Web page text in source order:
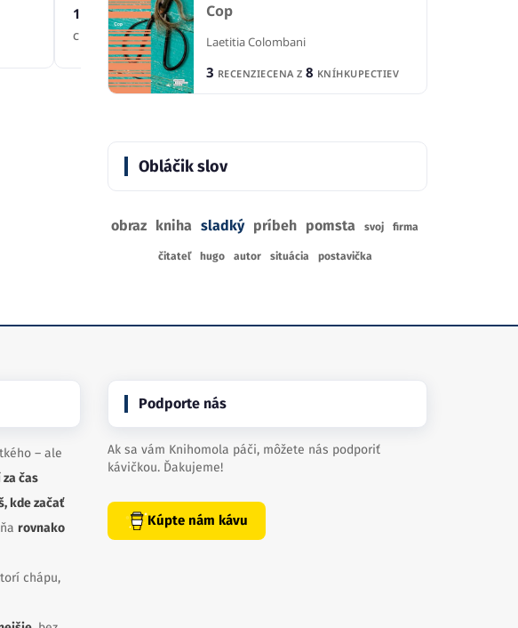
1
RECENCIA
CENA Z1KNÍHKUPECTVA
CENA Z
Cop
Laetitia Colombani
3 RECENZIECENA Z 8 KNÍHKUPECTIEV
Obláčik slov
obraz kniha sladký príbeh pomsta svoj firma
čitateľ hugo autor situácia postavička
– ale
čas
kde začať
rovnako
chápu,
Podporte nás
Ak sa vám Knihomola páči, môžete nás podporiť
kávičkou. Ďakujeme!
Kúpte nám kávu